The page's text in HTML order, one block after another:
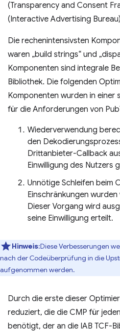
(Transparency and Consent
(Interactive Advertising
Die rechenintensivsten
waren „build strings“ und
Komponenten sind integrale
Bibliothek. Die folgenden
Komponenten wurden in einer
für die Anforderungen von
Wiederverwendung
den
Drittanbieter-Callback
Einwilligung des Nutzers
Unnötige Schleifen beim
Einschränkungen
Dieser Vorgang wird
seine Einwilligung erteilt.
Hinweis:Diese Verbesserungen
nach der Codeüberprüfung in die
aufgenommen werden.
Durch die erste dieser
reduziert, die die CMP für
benötigt, der an die IAB TCF-